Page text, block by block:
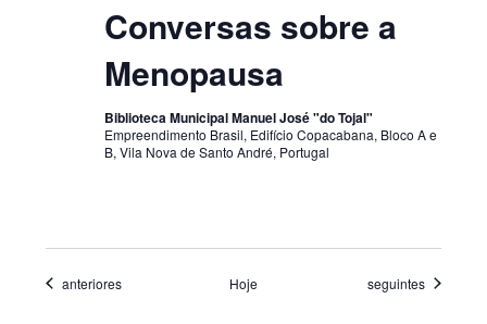
Conversas sobre a
Menopausa
Biblioteca Municipal Manuel José "do Tojal"
Empreendimento Brasil, Edifício Copacabana, Bloco A e
B, Vila Nova de Santo André, Portugal
Eventos
anteriores Hoje Eventos
seguintes